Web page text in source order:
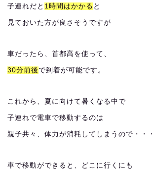
子連れだと 1時間はかかる と
見ておいた方が良さそうですが
車だったら、首都高を使って、
30分前後 で到着が可能です。
これから、夏に向けて暑くなる中で
子連れで電車で移動するのは
親子共々、体力が消耗してしまうので・・・
車で移動ができると、どこに行くにも